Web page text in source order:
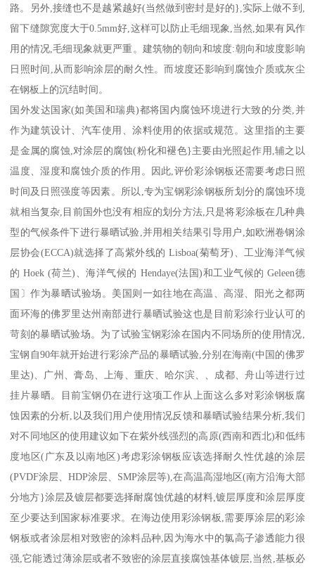
路。另外,接缝也不是越紧越好(当然做到密封是好的},实际上做不到,
留下缝隙宽度大于0.5mm好,这样可以防止毛细现象,当然,如果有风作
用的情况,毛细现象就更严重。建筑物的朝向和坡度:朝向和坡度影响
日照时间,从而影响涂层的耐久性。而坡度还影响到腐蚀介质或灰尘
在钢板上的沉结时间。
国外发达国家(如美国和瑞典)都将国内腐蚀环境进行大致的分类,并
作为建筑设计、汽车使用、涂料使用的依据或规范。这里指的主要
是金属的腐蚀,对涂层的腐蚀(粉化和褪色}主要由光照起作用,辅之以
温度、湿度和腐蚀介质的作用。因此,评价彩涂钢板还需要考虑日照
时间及日照强度等因素。所以,专为宝钢彩涂钢板所划分的腐蚀环境
就相当复杂,目前国外也没有相应的划分方法,只是将彩涂板在几种典
型的气候条件下进行暴晒试验,并用相关结果引导用户,如欧洲卷钢涂
层协会(ECCA)就选择了高紫外线的 Lisboa(菊萄牙)、工业海洋气候
的 Hoek (荷兰)、海洋气候的 Hendaye(法国)和工业气候的 Geleen德
国〕作为暴晒试验场。美国则一如往地在高温、高湿、阳光之都两
面环海的佛罗里达州南部进行暴晒试验这也是目前彩涂行业认可的
苛刻的暴晒试验场。为了试验宝钢彩涂在国内不同场所的使用情况,
宝钢自90年就开始进行彩涂产品的暴晒试验,分别在海南(中国的佛罗
里达)、广州、膏岛、上海、重庆、哈尔滨、、成都、舟山等进行过
挂片暴晒。目前宝钢仍在进行这项工作从上面这么多对彩涂钢板腐
蚀因素的分析,以及我们用户使用情况反馈和暴晒试验结果分析,我们
对不同地区的使用建议如下在紫外线强烈的高原(西南和西北)和低纬
度地区(广东及以南地区)考虑彩涂钢板应该选择耐久性优越的涂层
(PVDF涂层、HDP涂层、SMP涂层等),在高温高湿地区(南方沿海大部
分地方}涂层及镀层都要选择耐腐蚀优越的材料,镀层厚度和涂层厚度
至少要达到国家标准要求。在海边使用彩涂钢板,需要厚涂层的彩涂
钢板或者涂层相对致密的涂料品种,因为海水中的氯高子渗透能力很
强,它能透过薄涂层或者不致密的涂层直接腐蚀基体镀层,当然,基板必